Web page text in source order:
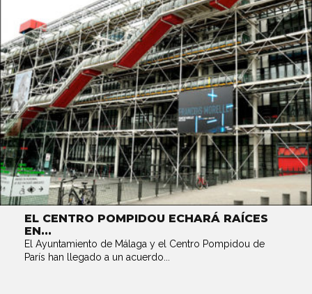
EL CENTRO POMPIDOU ECHARÁ RAÍCES
EN...
El Ayuntamiento de Málaga y el Centro Pompidou de
París han llegado a un acuerdo...